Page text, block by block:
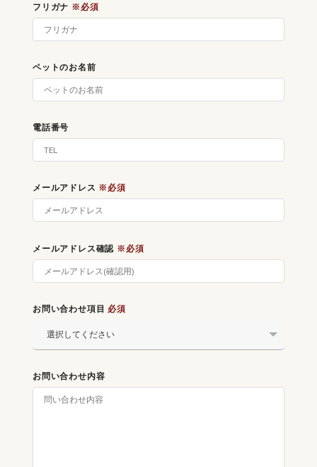
フリガナ ※必須
ペットのお名前
電話番号
メールアドレス ※必須
メールアドレス確認 ※必須
お問い合わせ項目 必須
お問い合わせ内容